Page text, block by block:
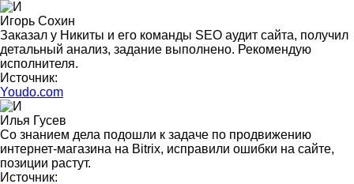
Игорь Сохин
Заказал у Никиты и его команды SEO аудит сайта, получил
детальный анализ, задание выполнено. Рекомендую
исполнителя.
Источник:
Youdo.com
Илья Гусев
Со знанием дела подошли к задаче по продвижению
интернет-магазина на Bitrix, исправили ошибки на сайте,
позиции растут.
Источник: